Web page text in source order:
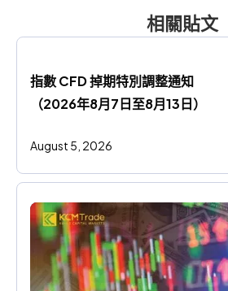
相關貼文
指數 CFD 掉期特別調整通知
（2026年8月7日至8月13日）
August 5, 2026